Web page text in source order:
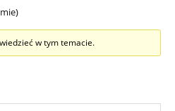
w tym temacie.